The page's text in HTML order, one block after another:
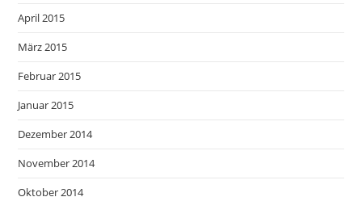
April 2015
März 2015
Februar 2015
Januar 2015
Dezember 2014
November 2014
Oktober 2014